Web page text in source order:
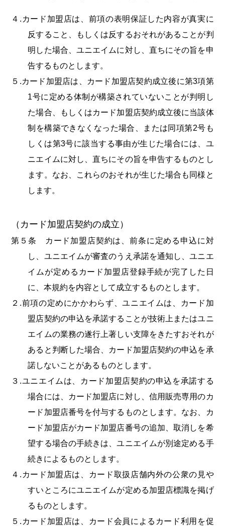
４.カード加盟店は、前項の表明保証した内容が真実に
反すること、もしくは反するおそれがあることが判
明した場合、ユニエイムに対し、直ちにその旨を申
告するものとします。
５.カード加盟店は、カード加盟店契約成立後に第3項第
1号に定める体制が構築されていないことが判明し
た場合、もしくはカード加盟店契約成立後に当該体
制を構築できなくなった場合、または同項第2号も
しくは第3号に該当する事由が生じた場合には、ユ
ニエイムに対し、直ちにその旨を申告するものとし
ます。なお、これらのおそれが生じた場合も同様と
します。
（カード加盟店契約の成立）
第５条 カード加盟店契約は、前条に定める申込に対
し、ユニエイムが審査のうえ承諾を通知し、ユニエ
イムが定めるカード加盟店登録手続が完了した日
に、本規約を内容として成立するものとします。
２.前項の定めにかかわらず、ユニエイムは、カード加
盟店契約の申込を承諾することが技術上またはユニ
エイムの業務の遂行上著しい支障をきたすおそれが
あると判断した場合、カード加盟店契約の申込を承
諾しないことがあるものとします。
３.ユニエイムは、カード加盟店契約の申込を承諾する
場合には、カード加盟店に対し、信用販売専用のカ
ード加盟店番号を付与するものとします。なお、カ
ード加盟店がカード加盟店番号の追加、取消しを希
望する場合の手続きは、ユニエイムが別途定める手
続きによるものとします。
４.カード加盟店は、カード取扱店舗内外の公衆の見や
すいところにユニエイムが定める加盟店標識を掲げ
るものとします。
５.カード加盟店は、カード会員によるカード利用を促